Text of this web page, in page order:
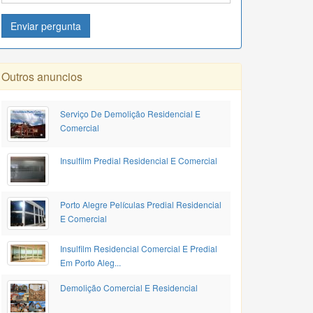
Enviar pergunta
Outros anuncios
Serviço De Demolição Residencial E
Comercial
Insulfilm Predial Residencial E Comercial
Porto Alegre Películas Predial Residencial
E Comercial
Insulfilm Residencial Comercial E Predial
Em Porto Aleg...
Demolição Comercial E Residencial